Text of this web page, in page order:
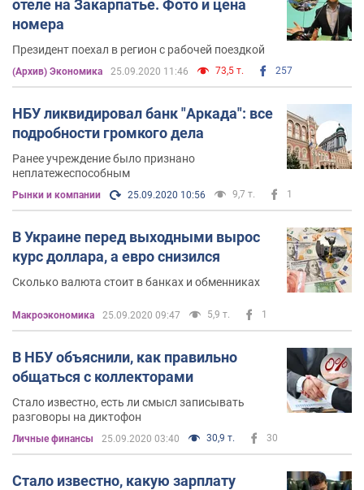
отеле на Закарпатье. Фото и цена
номера
Президент поехал в регион с рабочей поездкой
(Архив) Экономика 25.09.2020 11:46 73,5 т. 257
НБУ ликвидировал банк "Аркада": все
подробности громкого дела
Ранее учреждение было признано
неплатежеспособным
Рынки и компании 25.09.2020 10:56 9,7 т. 1
В Украине перед выходными вырос
курс доллара, а евро снизился
Сколько валюта стоит в банках и обменниках
Mакроэкономика 25.09.2020 09:47 5,9 т. 1
В НБУ объяснили, как правильно
общаться с коллекторами
Стало известно, есть ли смысл записывать
разговоры на диктофон
Личные финансы 25.09.2020 03:40 30,9 т. 30
Стало известно, какую зарплату